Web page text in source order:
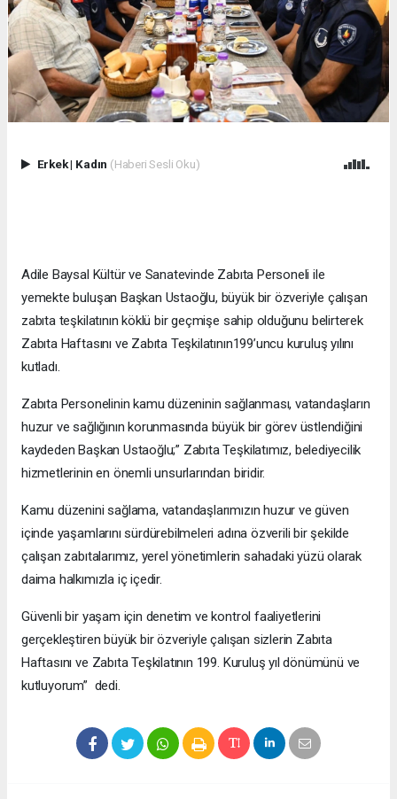
Erkek| Kadın (Haberi Sesli Oku)
Adile Baysal Kültür ve Sanatevinde Zabıta Personeli ile
yemekte buluşan Başkan Ustaoğlu, büyük bir özveriyle çalışan
zabıta teşkilatının köklü bir geçmişe sahip olduğunu belirterek
Zabıta Haftasını ve Zabıta Teşkilatının199’uncu kuruluş yılını
kutladı.
Zabıta Personelinin kamu düzeninin sağlanması, vatandaşların
huzur ve sağlığının korunmasında büyük bir görev üstlendiğini
kaydeden Başkan Ustaoğlu;” Zabıta Teşkilatımız, belediyecilik
hizmetlerinin en önemli unsurlarından biridir.
Kamu düzenini sağlama, vatandaşlarımızın huzur ve güven
içinde yaşamlarını sürdürebilmeleri adına özverili bir şekilde
çalışan zabıtalarımız, yerel yönetimlerin sahadaki yüzü olarak
daima halkımızla iç içedir.
Güvenli bir yaşam için denetim ve kontrol faaliyetlerini
gerçekleştiren büyük bir özveriyle çalışan sizlerin Zabıta
Haftasını ve Zabıta Teşkilatının 199. Kuruluş yıl dönümünü ve
kutluyorum” dedi.